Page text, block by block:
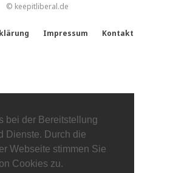
bei der Bereitstellung
Dienste. Durch die
Webseite stimmen Sie
Cookies zu.
© keepitliberal.de
Impressum Kontakt